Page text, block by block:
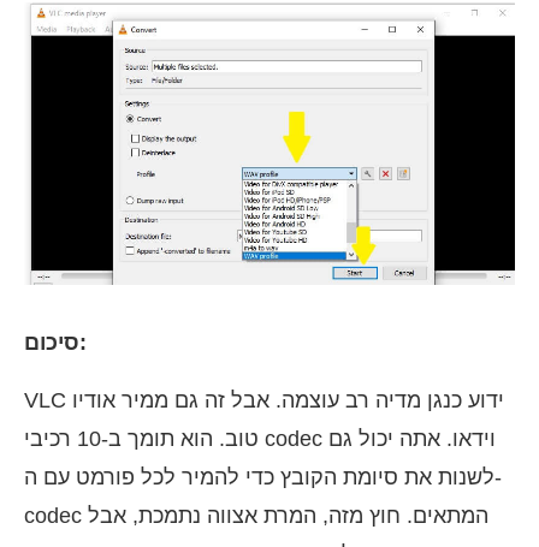
סיכום:
VLC ידוע כנגן מדיה רב עוצמה. אבל זה גם ממיר אודיו
טוב. הוא תומך ב-10 רכיבי codec וידאו. אתה יכול גם
לשנות את סיומת הקובץ כדי להמיר לכל פורמט עם ה-
codec המתאים. חוץ מזה, המרת אצווה נתמכת, אבל